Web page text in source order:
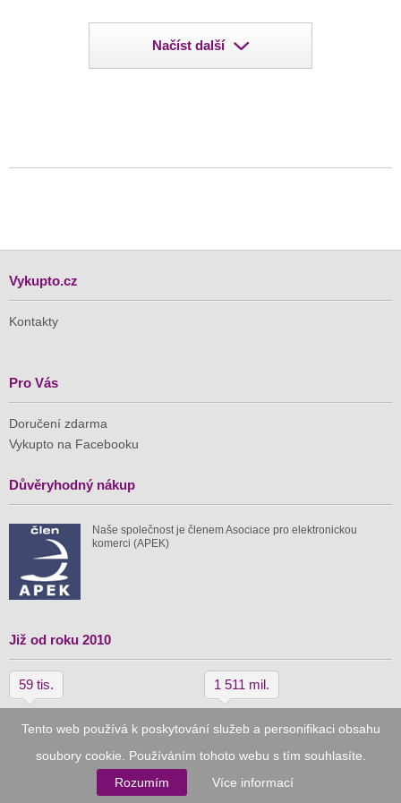
Tento web používá k poskytování služeb a personifikaci obsahu
soubory cookie. Používáním tohoto webu s tím souhlasíte.
Rozumím
Více informací
Načíst další
Vykupto.cz
Kontakty
Pro Vás
Doručení zdarma
Vykupto na Facebooku
Důvěryhodný nákup
Naše společnost je členem Asociace pro elektronickou
komerci (APEK)
Již od roku 2010
59 tis. 1 511 mil.
© 2010–2026Vykupto.cz
Podmínky užití
Zpracování osobních údajů